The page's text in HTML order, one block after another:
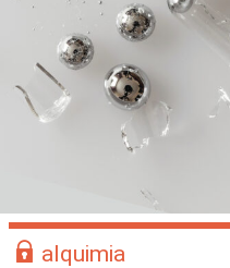
alquimia